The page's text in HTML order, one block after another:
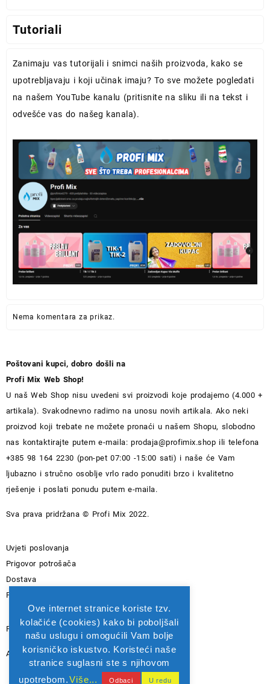
Tutoriali
Zanimaju vas tutorijali i snimci naših proizvoda, kako se
upotrebljavaju i koji učinak imaju? To sve možete pogledati
na našem YouTube kanalu (pritisnite na sliku ili na tekst i
odvešće vas do našeg kanala).
Nema komentara za prikaz.
Poštovani kupci, dobro došli na
Profi Mix Web Shop!
U naš Web Shop nisu uvedeni svi proizvodi koje prodajemo (4.000 +
artikala). Svakodnevno radimo na unosu novih artikala. Ako neki
proizvod koji trebate ne možete pronaći u našem Shopu, slobodno
nas kontaktirajte putem e-maila:prodaja@profimix.shop ili telefona
+385 98 164 2230 (pon-pet 07:00 -15:00 sati) i naše će Vam
ljubazno i stručno osoblje vrlo rado ponuditi brzo i kvalitetno
rješenje i poslati ponudu putem e-maila.
Sva prava pridržana © Profi Mix 2022.
Uvjeti poslovanja
Prigovor potrošača
Dostava
Pravila privatnosti
PIROVAC PROFI MIX D.O.O. - OIB: 82565742615
Adresa: Kralja Zvonimira 1A 22213 PIROVAC
Ove internet stranice koriste tzv.
kolačiće (cookies) kako bi poboljšali
našu uslugu i omogućili Vam bolje
korisničko iskustvo. Koristeći naše
stranice suglasni ste s njihovom
upotrebom.Više... Odbaci U redu